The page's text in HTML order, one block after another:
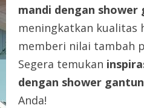
mandi dengan shower
meningkatkan kualitas
memberi nilai tambah
Segera temukan
dengan shower
Anda!